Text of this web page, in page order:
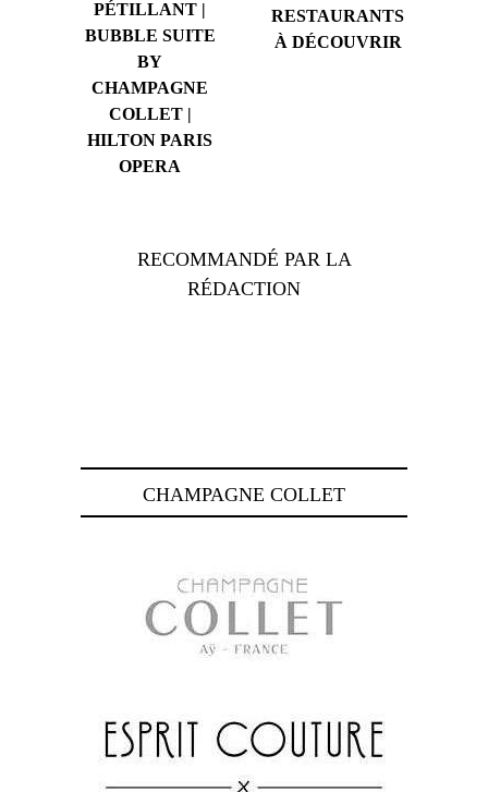
PÉTILLANT |
BUBBLE SUITE
BY
CHAMPAGNE
COLLET |
HILTON PARIS
OPERA
RESTAURANTS
À DÉCOUVRIR
RECOMMANDÉ PAR LA
RÉDACTION
CHAMPAGNE COLLET